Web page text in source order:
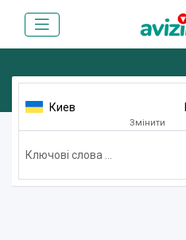
Киев
Змінити